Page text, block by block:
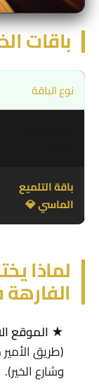
باقات
نوع الباقة
باقة التلميع
الماسي 💎
لماذا
★ الموقع
(طريق
وشارع الخير).